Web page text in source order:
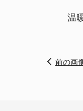
温
前の画